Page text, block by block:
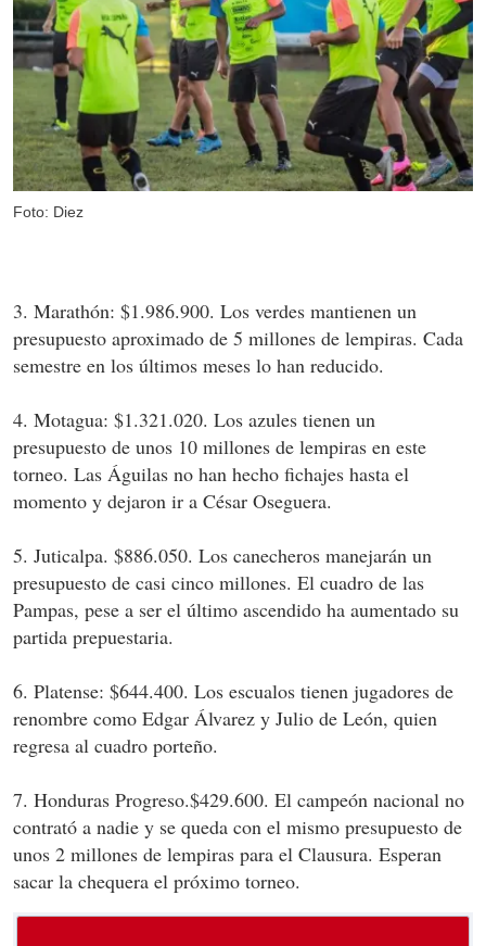
Foto: Diez
3. Marathón: $1.986.900. Los verdes mantienen un
presupuesto aproximado de 5 millones de lempiras. Cada
semestre en los últimos meses lo han reducido.
4. Motagua: $1.321.020. Los azules tienen un
presupuesto de unos 10 millones de lempiras en este
torneo. Las Águilas no han hecho fichajes hasta el
momento y dejaron ir a César Oseguera.
5. Juticalpa. $886.050. Los canecheros manejarán un
presupuesto de casi cinco millones. El cuadro de las
Pampas, pese a ser el último ascendido ha aumentado su
partida prepuestaria.
6. Platense: $644.400. Los escualos tienen jugadores de
renombre como Edgar Álvarez y Julio de León, quien
regresa al cuadro porteño.
7. Honduras Progreso.$429.600. El campeón nacional no
contrató a nadie y se queda con el mismo presupuesto de
unos 2 millones de lempiras para el Clausura. Esperan
sacar la chequera el próximo torneo.